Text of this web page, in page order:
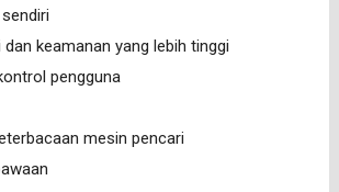
keamanan yang lebih tinggi
pengguna
mesin pencari